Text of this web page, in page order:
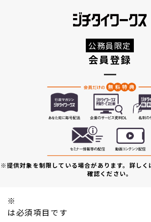
公務員限定
会員登録
※提供対象を制限している場合があります。詳しく
確認ください。
※
は必須項目です